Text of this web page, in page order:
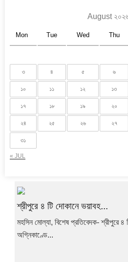
August
Mon Tue Wed Thu
« JUL
৩ ৪ ৫ ৬
১০ ১১ ১২ ১৩
১৭ ১৮ ১৯ ২০
২৪ ২৫ ২৬ ২৭
৩১
শ্রীপুরে ৪ টি দোকানে ভয়াবহ...
মহসিন মোল্যা, বিশেষ প্রতিবেদক- শ্রীপুরে ৪
অগ্নিকাণ্ডে...